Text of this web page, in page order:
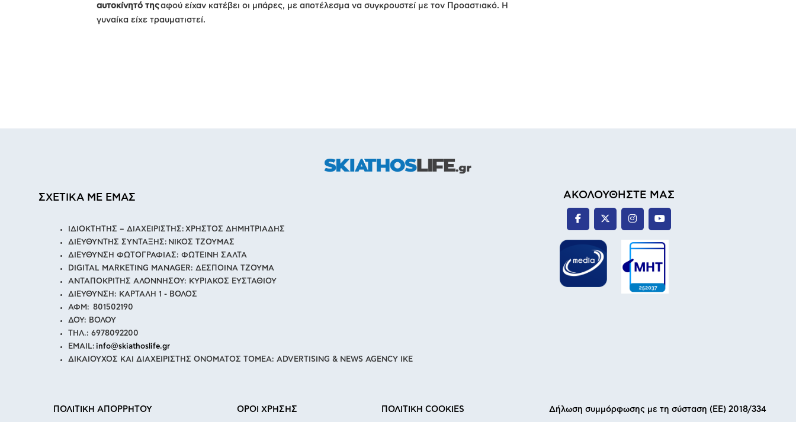
αυτοκίνητό τηςαφού είχαν κατέβει οι μπάρες, με αποτέλεσμα να συγκρουστεί με τον Προαστιακό. Η
γυναίκα είχε τραυματιστεί.
ΣΧΕΤΙΚΑ ΜΕ ΕΜΑΣ
ΙΔΙΟΚΤΗΤΗΣ – ΔΙΑΧΕΙΡΙΣΤΗΣ: ΧΡΗΣΤΟΣ ΔΗΜΗΤΡΙΑΔΗΣ
ΔΙΕΥΘΥΝΤΗΣ ΣΥΝΤΑΞΗΣ: ΝΙΚΟΣ ΤΖΟΥΜΑΣ
ΔΙΕΥΘΥΝΣΗ ΦΩΤΟΓΡΑΦΙΑΣ: ΦΩΤΕΙΝΗ ΣΑΛΤΑ
DIGITAL MARKETING MANAGER: ΔΕΣΠΟΙΝΑ ΤΖΟΥΜΑ
ΑΝΤΑΠΟΚΡΙΤΗΣ ΑΛΟΝΝΗΣΟΥ: ΚΥΡΙΑΚΟΣ ΕΥΣΤΑΘΙΟΥ
ΔΙΕΥΘΥΝΣΗ: ΚΑΡΤΑΛΗ 1 - ΒΟΛΟΣ
ΑΦΜ: 801502190
ΔΟΥ: ΒΟΛΟΥ
ΤΗΛ.: 6978092200
EMAIL: info@skiathoslife.gr
ΔΙΚΑΙΟΥΧΟΣ ΚΑΙ ΔΙΑΧΕΙΡΙΣΤΗΣ ΟΝΟΜΑΤΟΣ ΤΟΜΕΑ: ADVERTISING & NEWS AGENCY IKE
ΑΚΟΛΟΥΘΗΣΤΕ ΜΑΣ
ΠΟΛΙΤΙΚΗ ΑΠΟΡΡΗΤΟΥ ΟΡΟΙ ΧΡΗΣΗΣ ΠΟΛΙΤΙΚΗ COOKIES Δήλωση συμμόρφωσης με τη σύσταση (ΕΕ) 2018/334